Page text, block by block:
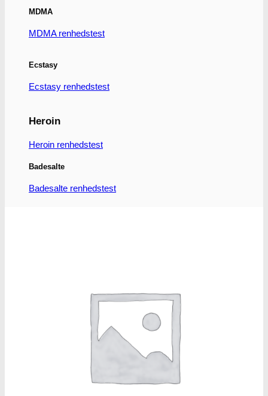
MDMA
MDMA renhedstest
Ecstasy
Ecstasy renhedstest
Heroin
Heroin renhedstest
Badesalte
Badesalte renhedstest
Benzoer renhedstest
vælges
varesiden